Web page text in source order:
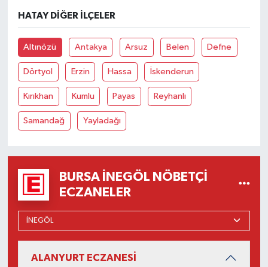
HATAY DIĞER İLÇELER
Altınözü Antakya Arsuz Belen Defne
Dörtyol Erzin Hassa İskenderun
Kırıkhan Kumlu Payas Reyhanlı
Samandağ Yayladağı
BURSA İNEGÖL NÖBETÇI
ECZANELER
ALANYURT ECZANESİ